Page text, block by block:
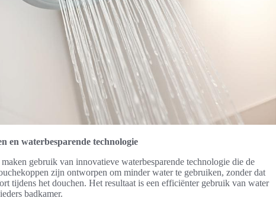
en waterbesparende technologie
gebruik van innovatieve waterbesparende technologie die de
zijn ontworpen om minder water te gebruiken, zonder dat
tijdens het douchen. Het resultaat is een efficiënter gebruik van water
badkamer.